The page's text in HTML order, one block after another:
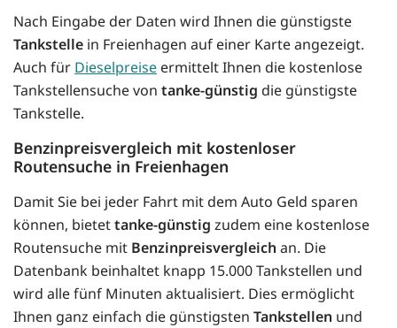
Nach Eingabe der Daten wird Ihnen die günstigste
Tankstelle in Freienhagen auf einer Karte angezeigt.
Auch für Dieselpreise ermittelt Ihnen die kostenlose
Tankstellensuche von tanke-günstig die günstigste
Tankstelle.
Benzinpreisvergleich mit kostenloser
Routensuche in Freienhagen
Damit Sie bei jeder Fahrt mit dem Auto Geld sparen
können, bietettanke-günstig zudem eine kostenlose
Routensuche mit Benzinpreisvergleich an. Die
Datenbank beinhaltet knapp 15.000 Tankstellen und
wird alle fünf Minuten aktualisiert. Dies ermöglicht
Ihnen ganz einfach die günstigsten Tankstellen und